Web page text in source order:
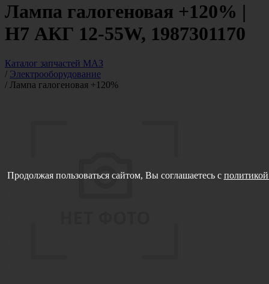
Лампа галогеновая +120% |
H7 АКГ 12-55W, 1987301170
Каталог запчастей МАЗ
/ Электрооборудование
/ Лампа галогеновая +120%
Продолжая пользоваться сайтом, Вы соглашаетесь с